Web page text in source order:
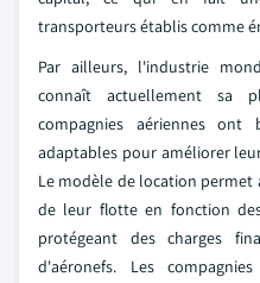
transporteurs établis comme
Par ailleurs, l'industrie
connaît actuellement sa
compagnies aériennes
adaptables pour améliorer
Le modèle de location
de leur flotte en fonction
protégeant des charges
d'aéronefs. Les